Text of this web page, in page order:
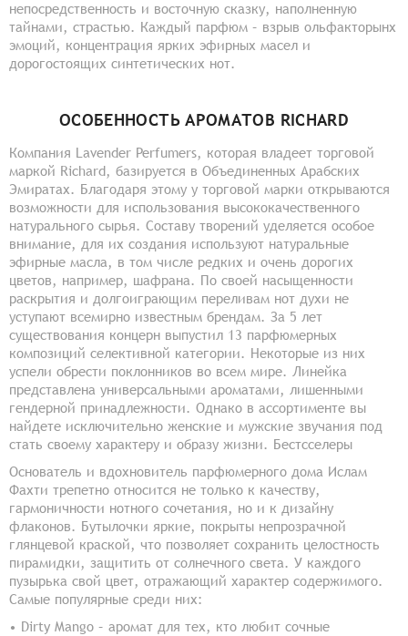
непосредственность и восточную сказку, наполненную
тайнами, страстью. Каждый парфюм – взрыв ольфакторынх
эмоций, концентрация ярких эфирных масел и
дорогостоящих синтетических нот.
ОСОБЕННОСТЬ АРОМАТОВ RICHARD
Компания Lavender Perfumers, которая владеет торговой
маркой Richard, базируется в Объединенных Арабских
Эмиратах. Благодаря этому у торговой марки открываются
возможности для использования высококачественного
натурального сырья. Составу творений уделяется особое
внимание, для их создания используют натуральные
эфирные масла, в том числе редких и очень дорогих
цветов, например, шафрана. По своей насыщенности
раскрытия и долгоиграющим переливам нот духи не
уступают всемирно известным брендам. За 5 лет
существования концерн выпустил 13 парфюмерных
композиций селективной категории. Некоторые из них
успели обрести поклонников во всем мире. Линейка
представлена универсальными ароматами, лишенными
гендерной принадлежности. Однако в ассортименте вы
найдете исключительно женские и мужские звучания под
стать своему характеру и образу жизни. Бестсселеры
Основатель и вдохновитель парфюмерного дома Ислам
Фахти трепетно относится не только к качеству,
гармоничности нотного сочетания, но и к дизайну
флаконов. Бутылочки яркие, покрыты непрозрачной
глянцевой краской, что позволяет сохранить целостность
пирамидки, защитить от солнечного света. У каждого
пузырька свой цвет, отражающий характер содержимого.
Самые популярные среди них:
• Dirty Mango – аромат для тех, кто любит сочные